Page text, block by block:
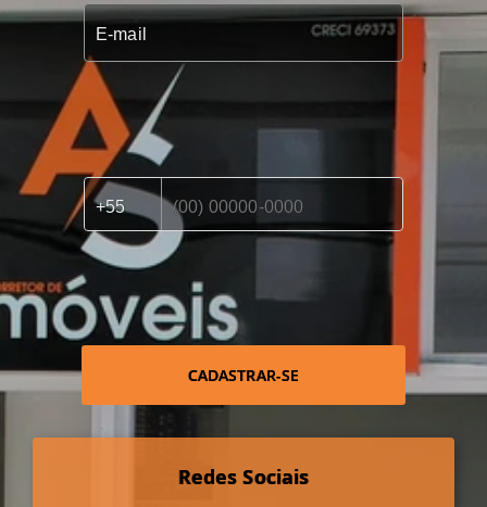
CADASTRAR-SE
Redes Sociais